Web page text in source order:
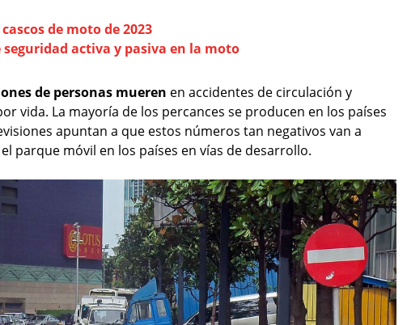
de moto de 2023
seguridad activa y pasiva en la moto
de personas mueren en accidentes de circulación y
vida. La mayoría de los percances se producen en los países
apuntan a que estos números tan negativos van a
parque móvil en los países en vías de desarrollo.